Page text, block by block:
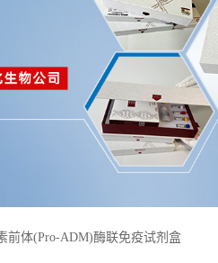
前体(Pro-ADM)酶联免疫试剂盒